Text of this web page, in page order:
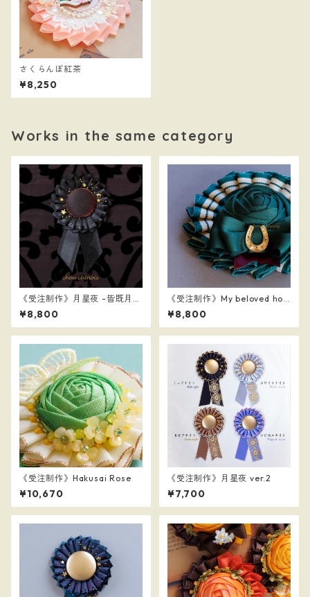
さくらんぼ紅茶
¥8,250
Works in the same category
《受注制作》月星夜 -皆既月
蝕- ver.2
¥8,800
《受注制作》My beloved hor
se
¥8,800
《受注制作》Hakusai Rose
¥10,670
《受注制作》月星夜 ver.2
¥7,700